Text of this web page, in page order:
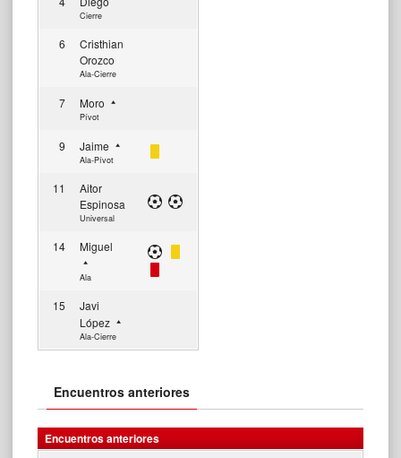
Cierre
6
Cristhian
Orozco
Ala-Cierre
7 Moro
Pívot
9 Jaime
Ala-Pívot
11
Aitor
Espinosa
Universal
14 Miguel
Ala
15
Javi
López
Ala-Cierre
Encuentros anteriores
Encuentros anteriores